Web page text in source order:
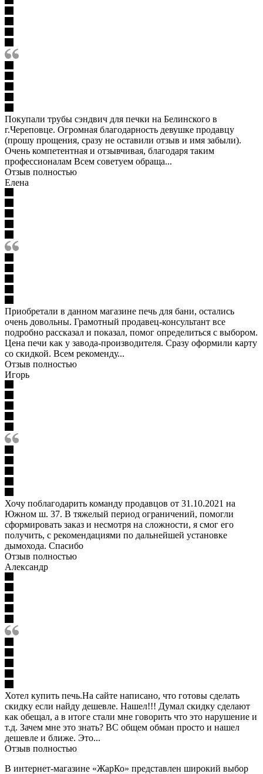
Покупали трубы сэндвич для печки на Белинского в
г.Череповце. Огромная благодарность девушке продавцу
(прошу прощения, сразу не оставили отзыв и имя забыли).
Очень компетентная и отзывчивая, благодаря таким
профессионалам Всем советуем обраща...
Отзыв полностью
Елена
Приобретали в данном магазине печь для бани, остались
очень довольны. Грамотный продавец-консультант все
подробно рассказал и показал, помог определиться с выбором.
Цена печи как у завода-производителя. Сразу оформили карту
со скидкой. Всем рекоменду...
Отзыв полностью
Игорь
Хочу поблагодарить команду продавцов от 31.10.2021 на
Южном ш. 37. В тяжелый период ограничений, помогли
сформировать заказ и несмотря на сложности, я смог его
получить, с рекомендациями по дальнейшей установке
дымохода. Спасибо
Отзыв полностью
Александр
Хотел купить печь.На сайте написано, что готовы сделать
скидку если найду дешевле. Нашел!!! Думал скидку сделают
как обещал, а в итоге стали мне говорить что это нарушение и
т.д. Зачем мне это знать? ВС общем обман просто и нашел
дешевле и ближе. Это...
Отзыв полностью
В интернет-магазине «ЖарКо» представлен широкий выбор